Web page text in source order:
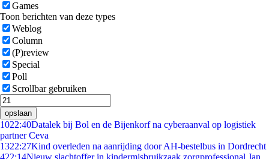
Games
Toon berichten van deze types
Weblog
Column
(P)review
Special
Poll
Scrollbar gebruiken
opslaan
1022:40Datalek bij Bol en de Bijenkorf na cyberaanval op logistiek
partner Ceva
1322:27Kind overleden na aanrijding door AH-bestelbus in Dordrecht
422:14Nieuw slachtoffer in kindermisbruikzaak zorgprofessional Jan